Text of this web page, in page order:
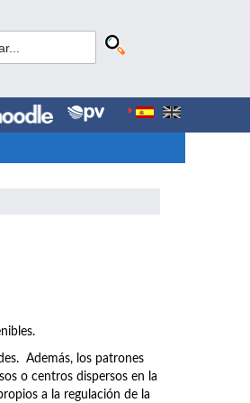
Además, los patrones
o centros dispersos en la
a la regulación de la